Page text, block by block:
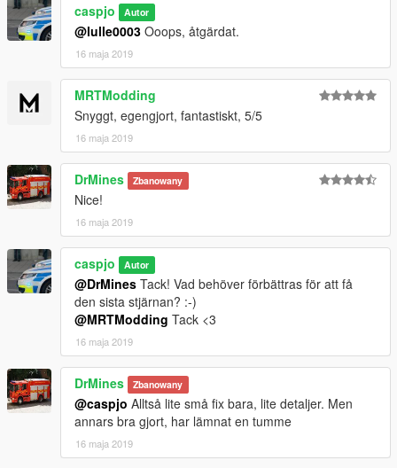
caspjo Autor
@lulle0003 Ooops, åtgärdat.
16 maja 2019
MRTModding
Snyggt, egengjort, fantastiskt, 5/5
16 maja 2019
DrMines Zbanowany
Nice!
16 maja 2019
caspjo Autor
@DrMines Tack! Vad behöver förbättras för att få
den sista stjärnan? :-)
@MRTModding Tack <3
16 maja 2019
DrMines Zbanowany
@caspjo Alltså lite små fix bara, lite detaljer. Men
annars bra gjort, har lämnat en tumme
16 maja 2019